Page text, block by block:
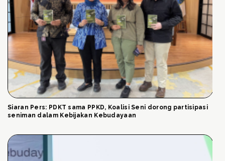
Siaran Pers: PDKT sama PPKD, Koalisi Seni dorong partisipasi
seniman dalam Kebijakan Kebudayaan